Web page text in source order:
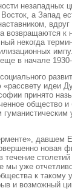
а Запад
некогда
в начале 1930-
принято
общество
новая
уже
к
и возможный